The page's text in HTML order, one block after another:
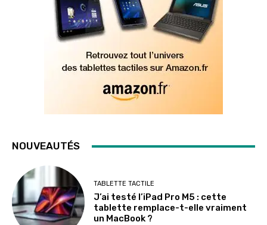
NOUVEAUTÉS
TABLETTE TACTILE
J’ai testé l’iPad Pro M5 : cette
tablette remplace-t-elle vraiment
un MacBook ?